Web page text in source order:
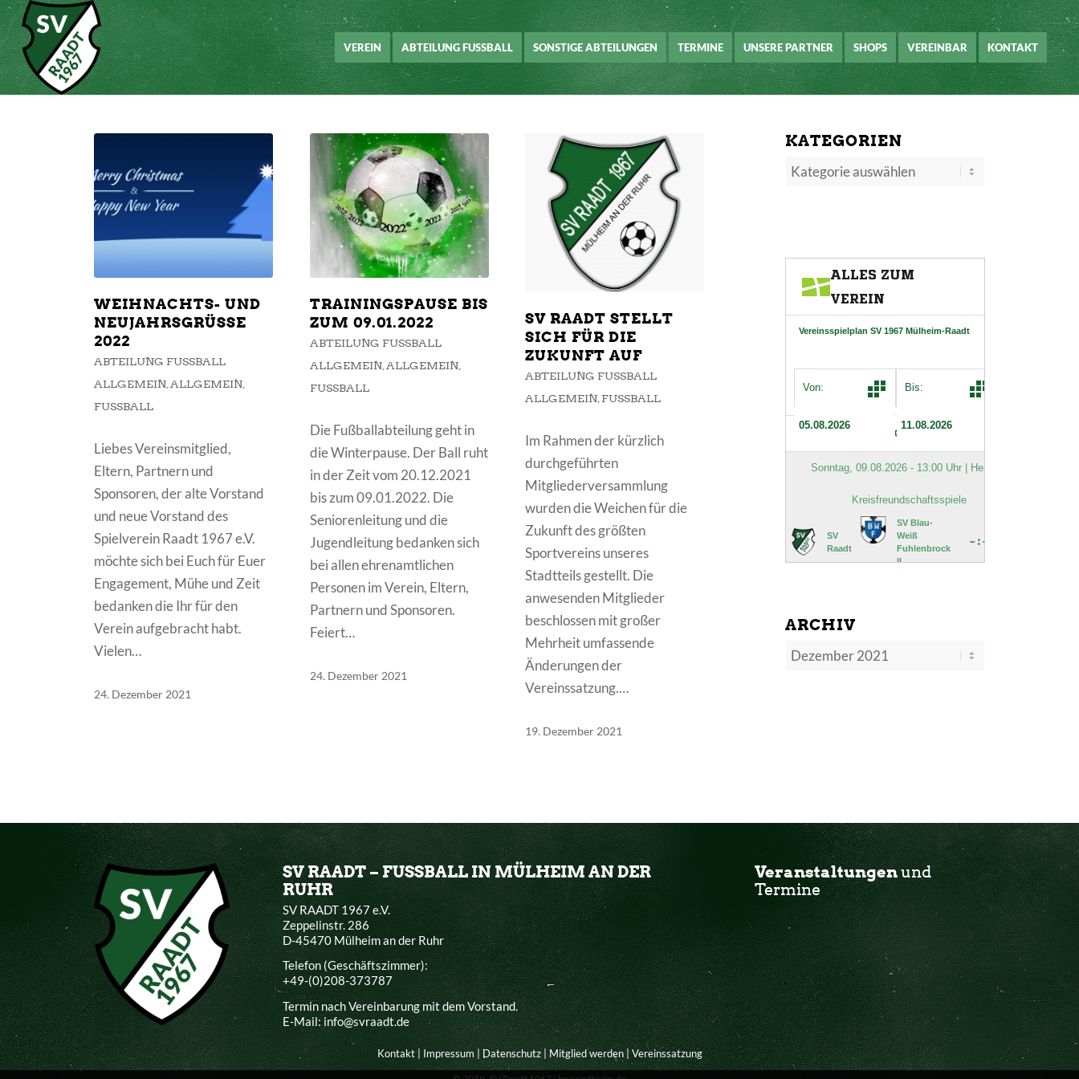
VEREIN ABTEILUNG FUSSBALL SONSTIGE ABTEILUNGEN TERMINE UNSERE PARTNER SHOPS VEREINBAR KONTAKT
WEIHNACHTS- UND
NEUJAHRSGRÜSSE 2
022
ABTEILUNG FUSSBALL A
LLGEMEIN
ALLGEMEIN
FUSSBALL
Liebes Vereinsmitglied,
Eltern, Partnern und
Sponsoren, der alte Vorstand
und neue Vorstand des
Spielverein Raadt 1967 e.V.
möchte sich bei Euch für Euer
Engagement, Mühe und Zeit
bedanken die Ihr für den
Verein aufgebracht habt.
Vielen…
24. Dezember 2021
TRAININGSPAUSE BIS
ZUM 09.01.2022
ABTEILUNG FUSSBALL A
LLGEMEIN
, ALLGEMEIN,
FUSSBALL
Die Fußballabteilung geht in
die Winterpause. Der Ball ruht
in der Zeit vom 20.12.2021
bis zum 09.01.2022. Die
Seniorenleitung und die
Jugendleitung bedanken sich
bei allen ehrenamtlichen
Personen im Verein, Eltern,
Partnern und Sponsoren.
Feiert…
24. Dezember 2021
SV RAADT STELLT
SICH FÜR DIE
ZUKUNFT AUF
ABTEILUNG FUSSBALL A
LLGEMEIN
FUSSBALL
Im Rahmen der kürzlich
durchgeführten
Mitgliederversammlung
wurden die Weichen für die
Zukunft des größten
Sportvereins unseres
Stadtteils gestellt. Die
anwesenden Mitglieder
beschlossen mit großer
Mehrheit umfassende
Änderungen der
Vereinssatzung.…
19. Dezember 2021
KATEGORIEN
Kategorien
ARCHIV
SV RAADT – FUSSBALL IN MÜLHEIM AN DER
RUHR
SV RAADT 1967 e.V.
Zeppelinstr. 286
D-45470 Mülheim an der Ruhr
Telefon (Geschäftszimmer):
+49-(0)208-373787
Termin nach Vereinbarung mit dem Vorstand.
E-Mail: info@svraadt.de
Veranstaltungenund
Termine
Kontakt| Impressum|Datenschutz|Mitglied werden|Vereinssatzung